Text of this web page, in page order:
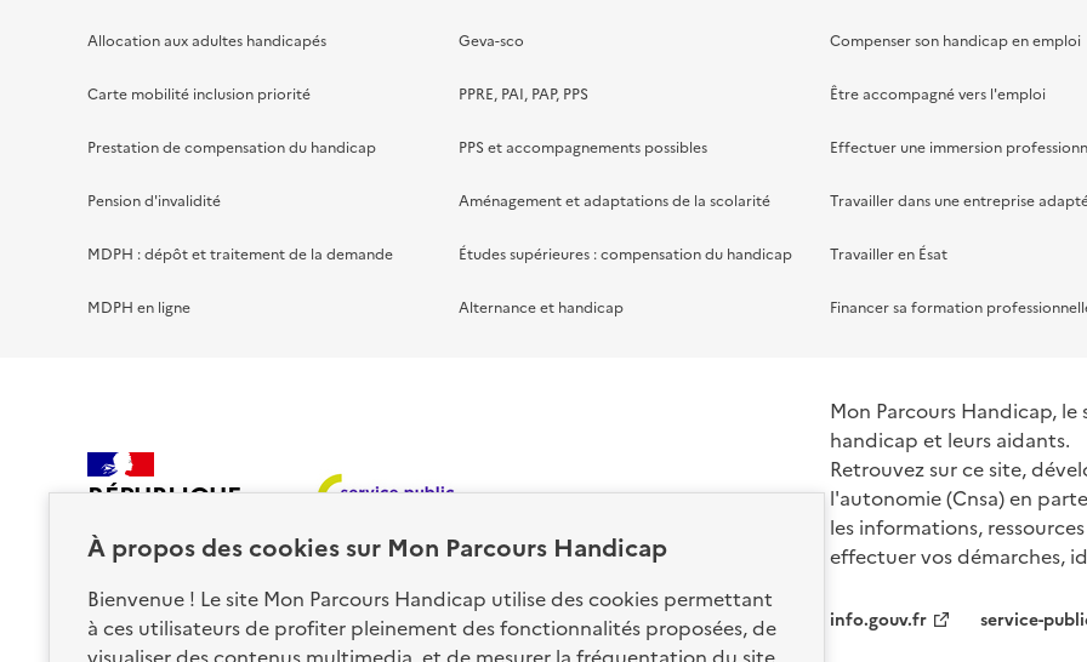
À propos des cookies sur Mon Parcours Handicap
Bienvenue ! Le site Mon Parcours Handicap utilise des cookies permettant
à ces utilisateurs de profiter pleinement des fonctionnalités proposées, de
Allocation aux adultes handicapés
Carte mobilité inclusion priorité
Prestation de compensation du handicap
Pension d'invalidité
MDPH : dépôt et traitement de la demande
MDPH en ligne
Geva-sco
PPRE, PAI, PAP, PPS
PPS et accompagnements possibles
Aménagement et adaptations de la scolarité
Études supérieures : compensation du handicap
Alternance et handicap
Compenser son handicap en emploi
Être accompagné vers l'emploi
Effectuer une immersion
Travailler dans une entreprise
Travailler en Ésat
Financer sa formation
RÉPUBLIQUE
Mon Parcours Handicap,
handicap et leurs aidants.
Retrouvez sur ce site,
l'autonomie (Cnsa) en
les informations,
effectuer vos démarches,
Nos sites
info.gouv.fr service-